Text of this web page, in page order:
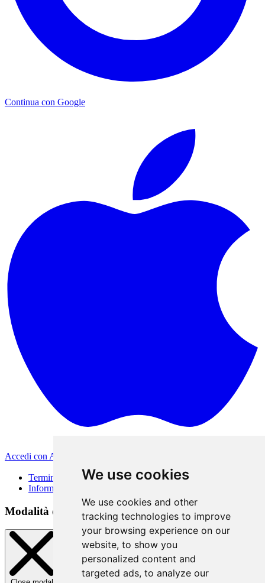
We use cookies
We use cookies and other
tracking technologies to improve
your browsing experience on our
website, to show you
personalized content and
targeted ads, to analyze our
Continua con Google
Accedi con Apple
Termini di Utilizzo
Informativa sulla privacy
Modalità di accesso